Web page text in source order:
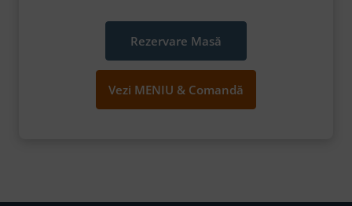
Rezervare Masă
Vezi MENIU & Comandă